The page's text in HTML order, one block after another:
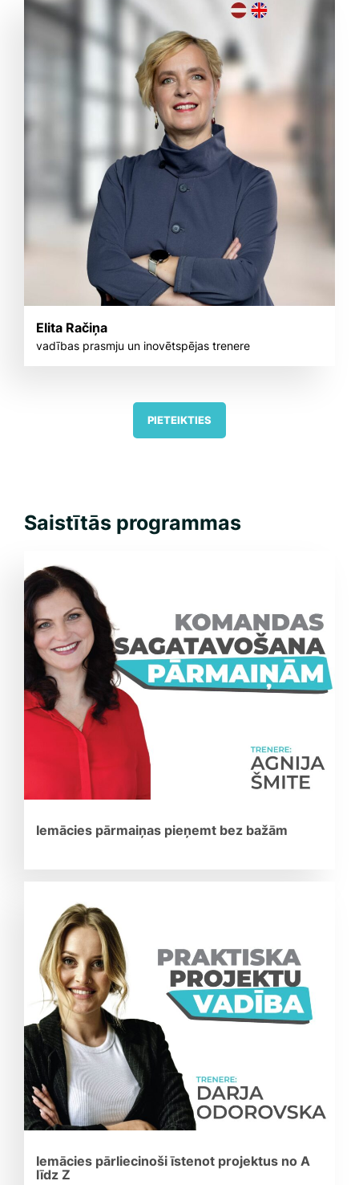
Elita Račiņa
vadības prasmju un inovētspējas trenere
PIETEIKTIES
Saistītās programmas
Iemācies pārmaiņas pieņemt bez bažām
Iemācies pārliecinoši īstenot projektus no A
līdz Z